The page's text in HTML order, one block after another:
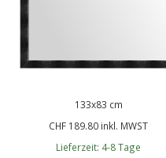
133x83 cm
CHF 189.80 inkl. MWST
Lieferzeit: 4-8 Tage